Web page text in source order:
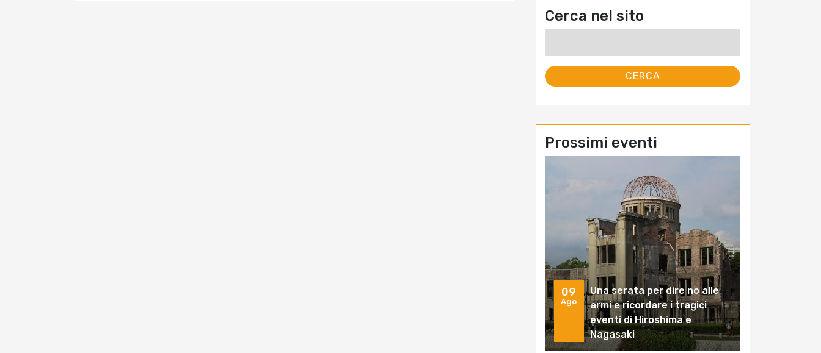
Cerca nel sito
Prossimi eventi
09
Ago
Una serata per dire no alle
armi e ricordare i tragici
eventi di Hiroshima e
Nagasaki